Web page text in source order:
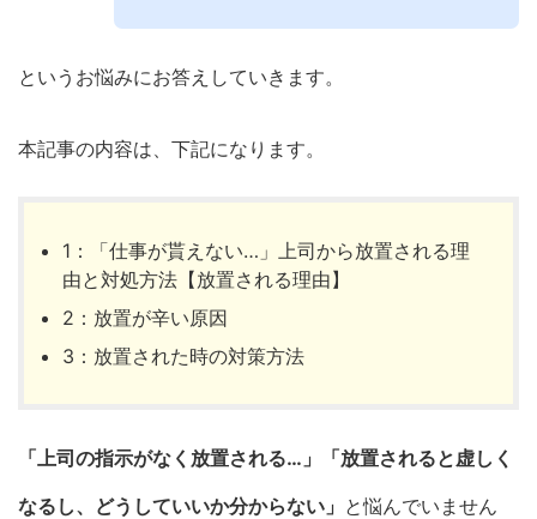
というお悩みにお答えしていきます。
本記事の内容は、下記になります。
1：「仕事が貰えない…」上司から放置される理
由と対処方法【放置される理由】
2：放置が辛い原因
3：放置された時の対策方法
「上司の指示がなく放置される…」「放置されると虚しく
なるし、どうしていいか分からない」 と悩んでいません